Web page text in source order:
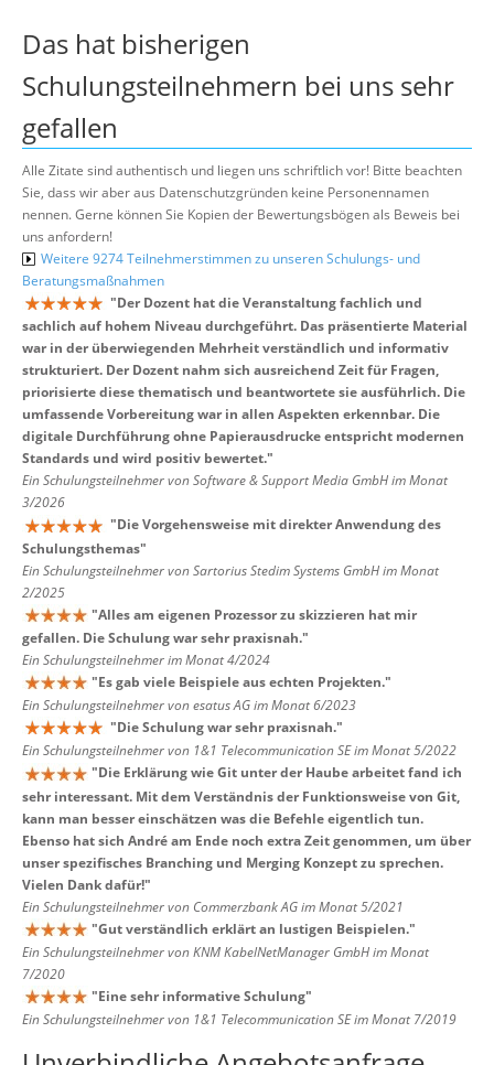
Das hat bisherigen
Schulungsteilnehmern bei uns sehr
gefallen
Alle Zitate sind authentisch und liegen uns schriftlich vor! Bitte beachten
Sie, dass wir aber aus Datenschutzgründen keine Personennamen
nennen. Gerne können Sie Kopien der Bewertungsbögen als Beweis bei
uns anfordern!
Weitere 9274 Teilnehmerstimmen zu unseren Schulungs- und
Beratungsmaßnahmen
"Der Dozent hat die Veranstaltung fachlich und
sachlich auf hohem Niveau durchgeführt. Das präsentierte Material
war in der überwiegenden Mehrheit verständlich und informativ
strukturiert. Der Dozent nahm sich ausreichend Zeit für Fragen,
priorisierte diese thematisch und beantwortete sie ausführlich. Die
umfassende Vorbereitung war in allen Aspekten erkennbar. Die
digitale Durchführung ohne Papierausdrucke entspricht modernen
Standards und wird positiv bewertet."
Ein Schulungsteilnehmer von Software & Support Media GmbH im Monat
3/2026
"Die Vorgehensweise mit direkter Anwendung des
Schulungsthemas"
Ein Schulungsteilnehmer von Sartorius Stedim Systems GmbH im Monat
2/2025
"Alles am eigenen Prozessor zu skizzieren hat mir
gefallen. Die Schulung war sehr praxisnah."
Ein Schulungsteilnehmer im Monat 4/2024
"Es gab viele Beispiele aus echten Projekten."
Ein Schulungsteilnehmer von esatus AG im Monat 6/2023
"Die Schulung war sehr praxisnah."
Ein Schulungsteilnehmer von 1&1 Telecommunication SE im Monat 5/2022
"Die Erklärung wie Git unter der Haube arbeitet fand ich
sehr interessant. Mit dem Verständnis der Funktionsweise von Git,
kann man besser einschätzen was die Befehle eigentlich tun.
Ebenso hat sich André am Ende noch extra Zeit genommen, um über
unser spezifisches Branching und Merging Konzept zu sprechen.
Vielen Dank dafür!"
Ein Schulungsteilnehmer von Commerzbank AG im Monat 5/2021
"Gut verständlich erklärt an lustigen Beispielen."
Ein Schulungsteilnehmer von KNM KabelNetManager GmbH im Monat
7/2020
"Eine sehr informative Schulung"
Ein Schulungsteilnehmer von 1&1 Telecommunication SE im Monat 7/2019